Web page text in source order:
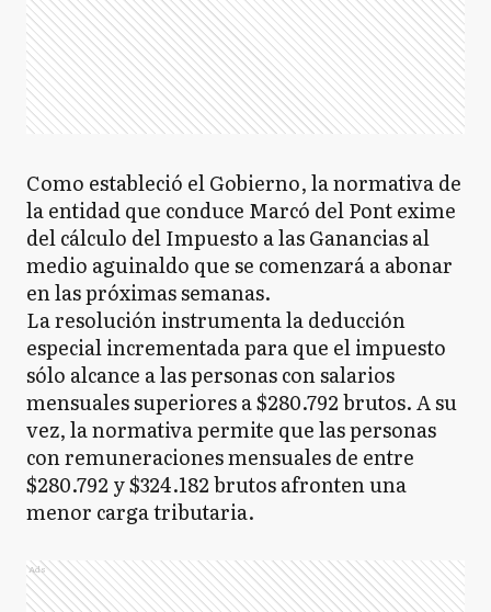
Como estableció el Gobierno, la normativa de
la entidad que conduce Marcó del Pont exime
del cálculo del Impuesto a las Ganancias al
medio aguinaldo que se comenzará a abonar
en las próximas semanas.
La resolución instrumenta la deducción
especial incrementada para que el impuesto
sólo alcance a las personas con salarios
mensuales superiores a $280.792 brutos. A su
vez, la normativa permite que las personas
con remuneraciones mensuales de entre
$280.792 y $324.182 brutos afronten una
menor carga tributaria.
Ads